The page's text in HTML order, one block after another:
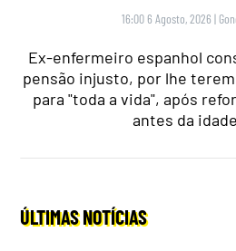
16:00 6 Agosto, 2026 |
Ex-enfermeiro espanhol
pensão injusto, por lhe
para "toda a vida", após
antes da
ÚLTIMAS NOTÍCIAS